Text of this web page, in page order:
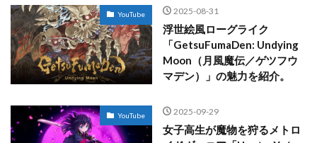
YouTube 2025-08-31
浮世絵風ローグライク
「GetsuFumaDen: Undying
Moon（月風魔伝／ゲツフウ
マデン）」の魅力を紹介。
YouTube 2025-09-29
女子高生が魔物を狩るメトロ